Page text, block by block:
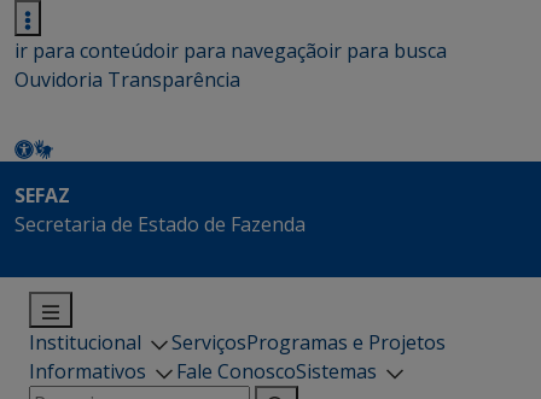
ir para conteúdoir para navegaçãoir para busca
Ouvidoria Transparência
SEFAZ
Secretaria de Estado de Fazenda
Institucional ServiçosProgramas e Projetos
Informativos
Fale ConoscoSistemas